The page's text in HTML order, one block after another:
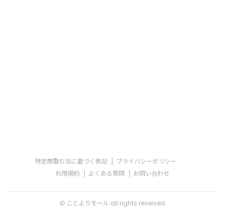
特定商取引法に基づく表記
プライバシーポリシー
利用規約
よくある質問 お問い合わせ
© ことよりモール all rights reserved.